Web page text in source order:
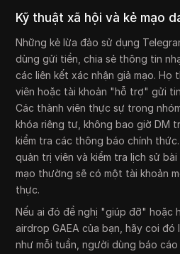
Kỹ thuật xã hội và kẻ mạo
Những kẻ lừa đảo sử dụng
dùng gửi tiền, chia sẻ thông tin
các liên kết xác nhận giả mạo. Họ
viên hoặc tài khoản "hỗ trợ" gửi
Các thành viên thực sự trong
khóa riêng tư, không bao giờ DM
kiểm tra các thông báo chính
quản trị viên và kiểm tra lịch sử
mạo thường sẽ có một tài khoản
thực.
Nếu ai đó đề nghị "giúp đỡ" hoặc
airdrop GAEA của bạn, hãy coi đó
như mỗi tuần, người dùng báo